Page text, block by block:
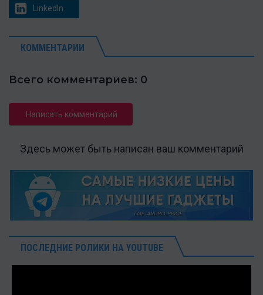
LinkedIn
КОММЕНТАРИИ
Всего комментариев: 0
Написать комментарий
Здесь может быть написан ваш комментарий
ПОСЛЕДНИЕ РОЛИКИ НА YOUTUBE